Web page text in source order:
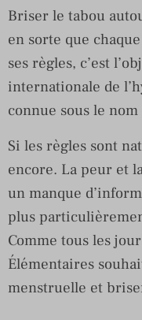
Briser le tabou
en sorte que
ses règles, c’est
internationale de
connue sous le
Si les règles sont
encore. La peur et
un manque
plus
Comme tous les
Élémentaires
menstruelle et